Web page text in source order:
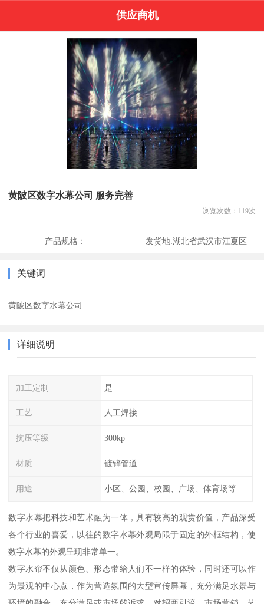
供应商机
黄陂区数字水幕公司 服务完善
浏览次数： 119次
产品规格： 发货地:湖北省武汉市江夏区
关键词
黄陂区数字水幕公司
详细说明
加工定制 是
工艺 人工焊接
抗压等级 300kp
材质 镀锌管道
用途 小区、公园、校园、广场、体育场等公共场所
数字水幕把科技和艺术融为一体，具有较高的观赏价值，产品深受
各个行业的喜爱，以往的数字水幕外观局限于固定的外框结构，使
数字水幕的外观呈现非常单一。
数字水帘不仅从颜色、形态带给人们不一样的体验，同时还可以作
为景观的中心点，作为营造氛围的大型宣传屏幕，充分满足水景与